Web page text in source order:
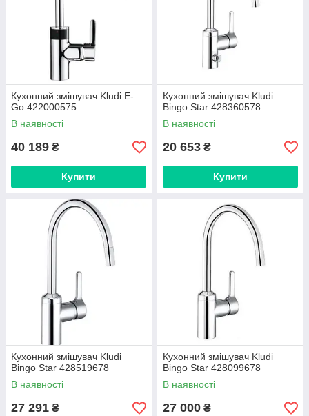
Кухонний змішувач Kludi E-
Go 422000575
В наявності
40 189 ₴
Купити
Кухонний змішувач Kludi
Bingo Star 428360578
В наявності
20 653 ₴
Купити
Кухонний змішувач Kludi
Bingo Star 428519678
В наявності
27 291 ₴
Кухонний змішувач Kludi
Bingo Star 428099678
В наявності
27 000 ₴